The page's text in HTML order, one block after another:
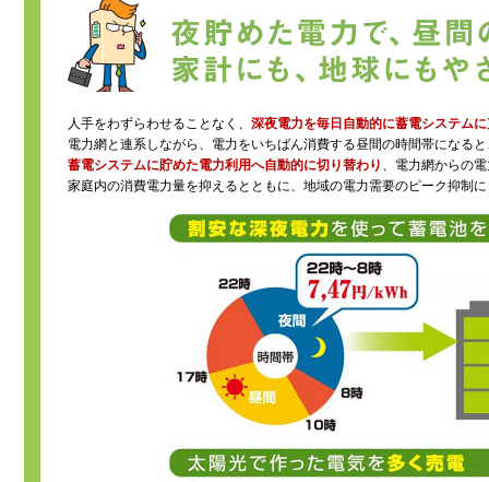
人手をわずらわせることなく、 深夜電力を毎日自動的に蓄電システム
電力網と連系しながら、電力をいちばん消費する昼間の時間帯になる
蓄電システムに貯めた電力利用へ自動的に切り替わり 、電力網からの
家庭内の消費電力量を抑えるとともに、地域の電力需要のピーク抑制